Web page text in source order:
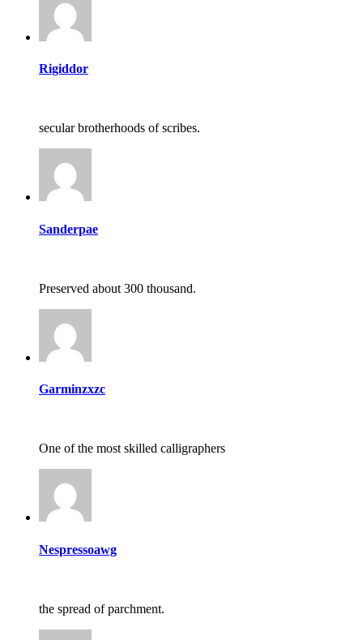
Rigiddor
secular brotherhoods of scribes.
Sanderpae
Preserved about 300 thousand.
Garminzxzc
One of the most skilled calligraphers
Nespressoawg
the spread of parchment.